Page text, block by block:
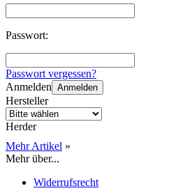
Passwort:
Passwort vergessen?
Anmelden Anmelden
Hersteller
Herder
Mehr Artikel »
Mehr über...
Widerrufsrecht